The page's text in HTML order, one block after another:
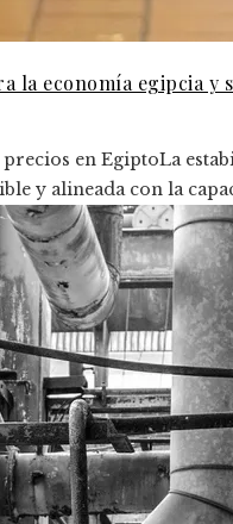
la economía egipcia y
en EgiptoLa
y alineada con la